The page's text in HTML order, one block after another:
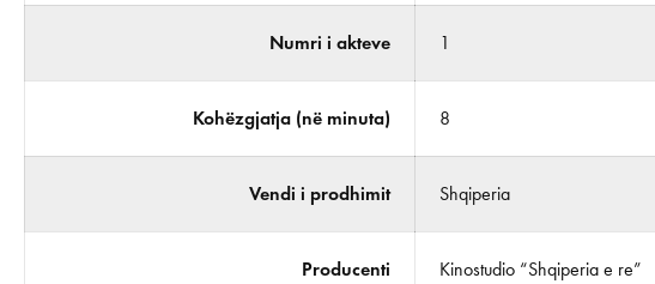
Numri i akteve 1
Kohëzgjatja (në minuta) 8
Vendi i prodhimit Shqiperia
Producenti Kinostudio “Shqiperia e re”